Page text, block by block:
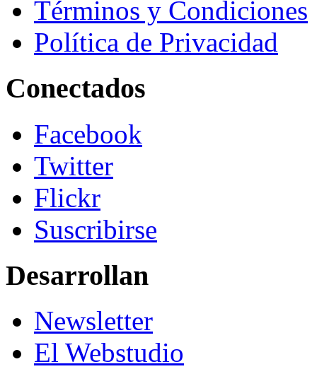
Términos y Condiciones
Política de Privacidad
Conectados
Facebook
Twitter
Flickr
Suscribirse
Desarrollan
Newsletter
El Webstudio